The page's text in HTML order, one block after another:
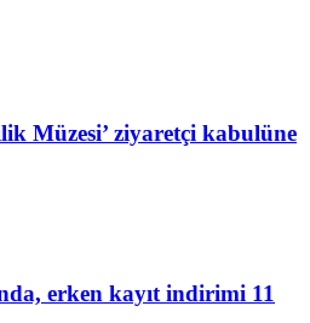
Müzesi’ ziyaretçi kabulüne
erken kayıt indirimi 11